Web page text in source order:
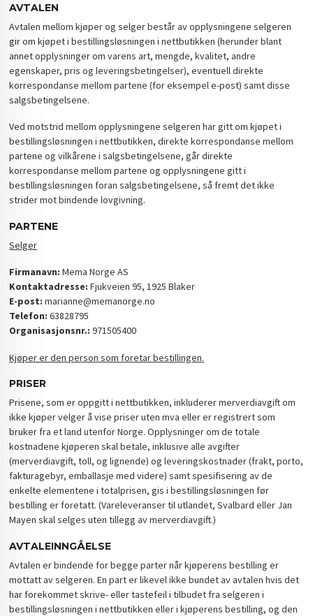
AVTALEN
Avtalen mellom kjøper og selger består av opplysningene selgeren
gir om kjøpet i bestillingsløsningen i nettbutikken (herunder blant
annet opplysninger om varens art, mengde, kvalitet, andre
egenskaper, pris og leveringsbetingelser), eventuell direkte
korrespondanse mellom partene (for eksempel e-post) samt disse
salgsbetingelsene.
Ved motstrid mellom opplysningene selgeren har gitt om kjøpet i
bestillingsløsningen i nettbutikken, direkte korrespondanse mellom
partene og vilkårene i salgsbetingelsene, går direkte
korrespondanse mellom partene og opplysningene gitt i
bestillingsløsningen foran salgsbetingelsene, så fremt det ikke
strider mot bindende lovgivning.
PARTENE
Selger
Firmanavn: Mema Norge AS
Kontaktadresse: Fjukveien 95, 1925 Blaker
E-post: marianne@memanorge.no
Telefon: 63828795
Organisasjonsnr.: 971505400
Kjøper er den person som foretar bestillingen.
PRISER
Prisene, som er oppgitt i nettbutikken, inkluderer merverdiavgift om
ikke kjøper velger å vise priser uten mva eller er registrert som
bruker fra et land utenfor Norge. Opplysninger om de totale
kostnadene kjøperen skal betale, inklusive alle avgifter
(merverdiavgift, toll, og lignende) og leveringskostnader (frakt, porto,
fakturagebyr, emballasje med videre) samt spesifisering av de
enkelte elementene i totalprisen, gis i bestillingsløsningen før
bestilling er foretatt. (Vareleveranser til utlandet, Svalbard eller Jan
Mayen skal selges uten tillegg av merverdiavgift.)
AVTALEINNGÅELSE
Avtalen er bindende for begge parter når kjøperens bestilling er
mottatt av selgeren. En part er likevel ikke bundet av avtalen hvis det
har forekommet skrive- eller tastefeil i tilbudet fra selgeren i
bestillingsløsningen i nettbutikken eller i kjøperens bestilling, og den